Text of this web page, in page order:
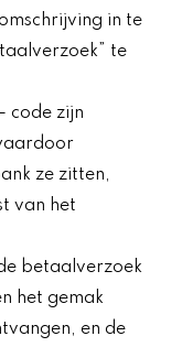
in te
te
code zijn
ze zitten,
van het
betaalverzoek
het gemak
en de